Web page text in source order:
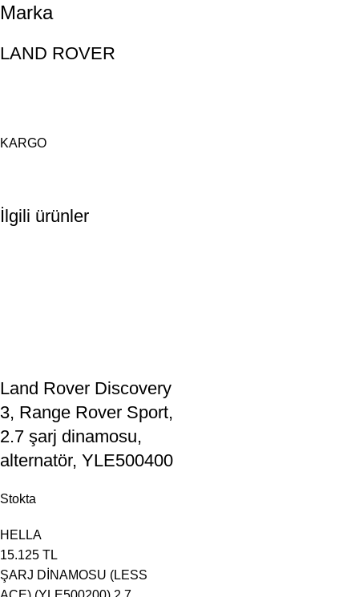
Marka
LAND ROVER
KARGO
İlgili ürünler
Land Rover Discovery
3, Range Rover Sport,
2.7 şarj dinamosu,
alternatör, YLE500400
Stokta
HELLA
15.125 TL
ŞARJ DİNAMOSU (LESS